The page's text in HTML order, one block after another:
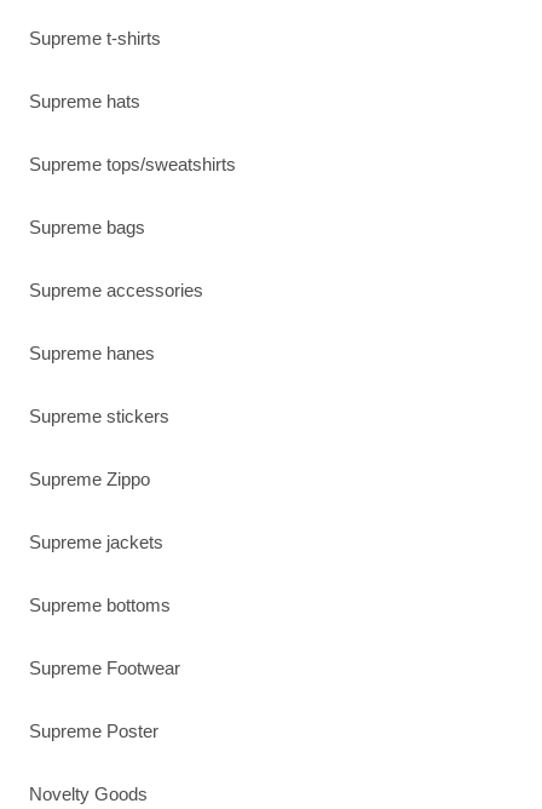
Supreme t-shirts
Supreme hats
Supreme tops/sweatshirts
Supreme bags
Supreme accessories
Supreme hanes
Supreme stickers
Supreme Zippo
Supreme jackets
Supreme bottoms
Supreme Footwear
Supreme Poster
Novelty Goods